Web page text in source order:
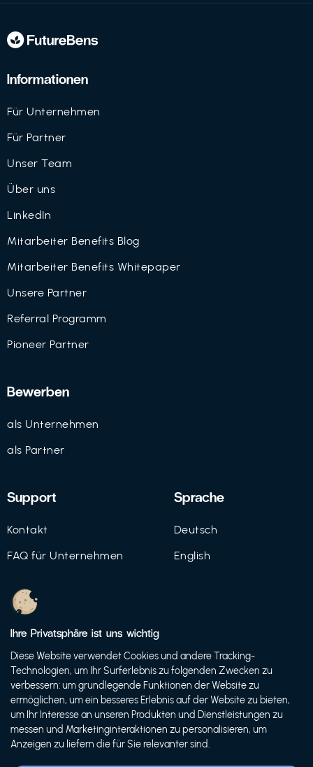
Informationen
Für Unternehmen
Für Partner
Unser Team
Über uns
LinkedIn
Mitarbeiter Benefits Blog
Mitarbeiter Benefits Whitepaper
Unsere Partner
Referral Programm
Pioneer Partner
Bewerben
als Unternehmen
als Partner
Support
Kontakt
FAQ für Unternehmen
Datenschutz
Nutzungsbedingungen
Sprache
Deutsch
English
© 2021 FutureBens GmbH
Ihre Privatsphäre ist uns wichtig
Diese Website verwendet Cookies und andere Tracking-
Technologien, um Ihr Surferlebnis zu folgenden Zwecken zu
verbessern: um grundlegende Funktionen der Website zu
ermöglichen, um ein besseres Erlebnis auf der Website zu bieten,
um Ihr Interesse an unseren Produkten und Dienstleistungen zu
messen und Marketinginteraktionen zu personalisieren, um
Anzeigen zu liefern die für Sie relevanter sind.